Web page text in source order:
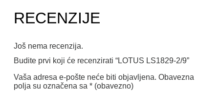
RECENZIJE
Još nema recenzija.
Budite prvi koji će recenzirati “LOTUS LS1829-2/9”
Vaša adresa e-pošte neće biti objavljena. Obavezna
polja su označena sa * (obavezno)